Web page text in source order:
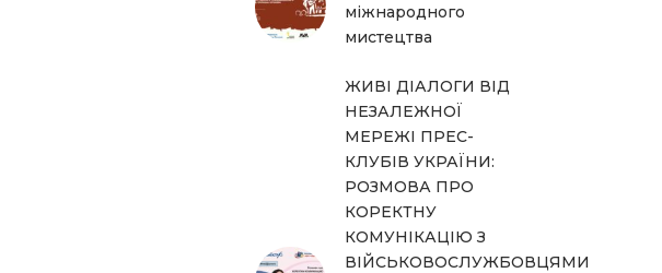
міжнародного
мистецтва
ЖИВІ ДІАЛОГИ ВІД
НЕЗАЛЕЖНОЇ
МЕРЕЖІ ПРЕС-
КЛУБІВ УКРАЇНИ:
РОЗМОВА ПРО
КОРЕКТНУ
КОМУНІКАЦІЮ З
ВІЙСЬКОВОСЛУЖБОВЦЯМИ